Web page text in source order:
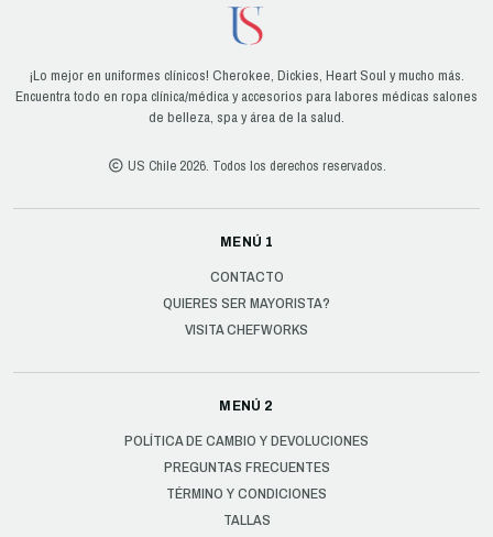
¡Lo mejor en uniformes clínicos! Cherokee, Dickies, Heart Soul y mucho más.
Encuentra todo en ropa clínica/médica y accesorios para labores médicas salones
de belleza, spa y área de la salud.
US Chile 2026. Todos los derechos reservados.
MENÚ 1
CONTACTO
QUIERES SER MAYORISTA?
VISITA CHEFWORKS
MENÚ 2
POLÍTICA DE CAMBIO Y DEVOLUCIONES
PREGUNTAS FRECUENTES
TÉRMINO Y CONDICIONES
TALLAS